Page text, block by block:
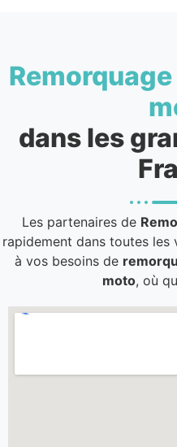
dans les
Les partenaires de
rapidement dans toutes les
à vos besoins de
moto, où